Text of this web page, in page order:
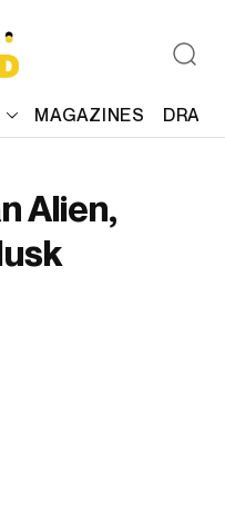
MAGAZINES
Alien,